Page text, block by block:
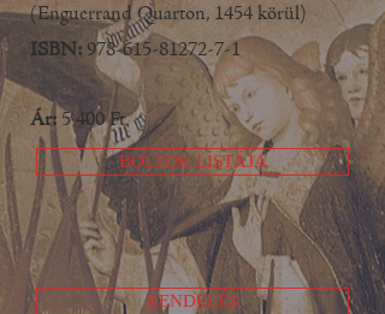
(Enguerrand Quarton, 1454 körül)
ISBN: 978-615-81272-7-1
Ár: 5 400 Ft
BOLTOK LISTÁJA
RENDELÉS